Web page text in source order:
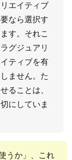
エイティブ
なら選択す
す。それこ
グジュアリ
ティブを有
ません。た
ることは、
にしていま
うか」、これ